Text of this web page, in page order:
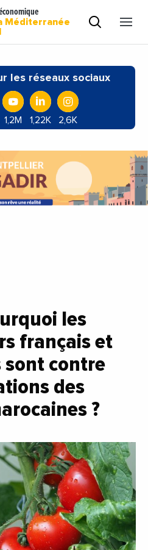
Méditerranée
les réseaux sociaux
1,2M 1,22K 2,6K
les
français et
sont contre
des
?